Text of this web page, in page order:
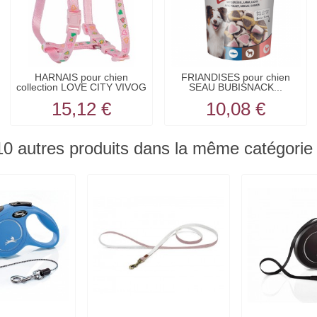
HARNAIS pour chien
collection LOVE CITY VIVOG
15,12 €
FRIANDISES pour chien
SEAU BUBISNACK...
10,08 €
autres produits dans la même catégorie